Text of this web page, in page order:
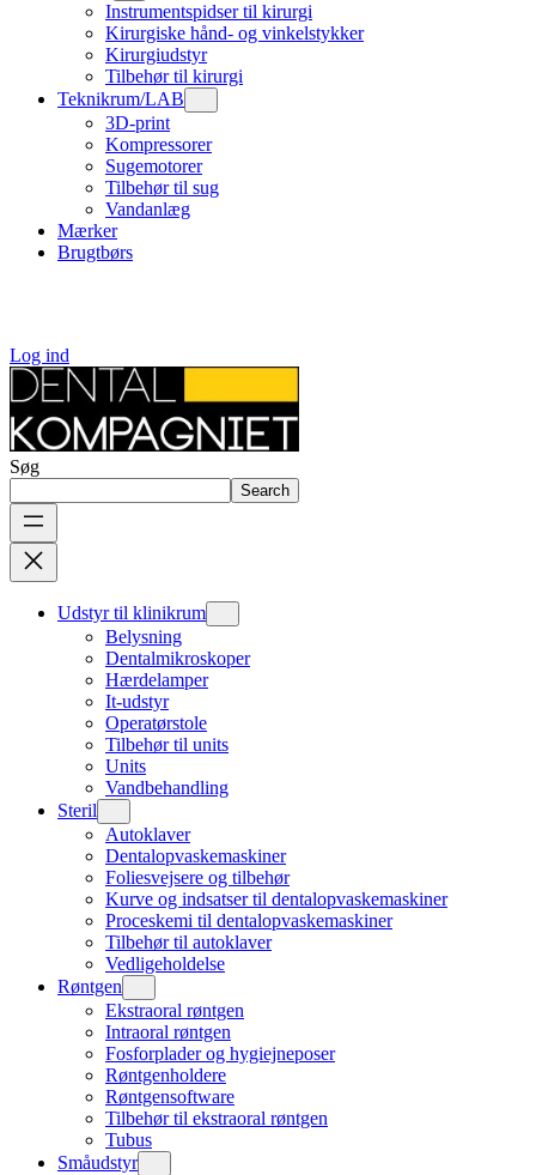
Instrumentspidser til kirurgi
Kirurgiske hånd- og vinkelstykker
Kirurgiudstyr
Tilbehør til kirurgi
Teknikrum/LAB
3D-print
Kompressorer
Sugemotorer
Tilbehør til sug
Vandanlæg
Mærker
Brugtbørs
Log ind
Søg
Search
Udstyr til klinikrum
Belysning
Dentalmikroskoper
Hærdelamper
It-udstyr
Operatørstole
Tilbehør til units
Units
Vandbehandling
Steril
Autoklaver
Dentalopvaskemaskiner
Foliesvejsere og tilbehør
Kurve og indsatser til dentalopvaskemaskiner
Proceskemi til dentalopvaskemaskiner
Tilbehør til autoklaver
Vedligeholdelse
Røntgen
Ekstraoral røntgen
Intraoral røntgen
Fosforplader og hygiejneposer
Røntgenholdere
Røntgensoftware
Tilbehør til ekstraoral røntgen
Tubus
Småudstyr